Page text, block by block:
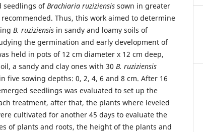
seedlings ofBrachiaria ruziziensis sown in greater
Thus, this work aimed to determine
B. ruziziensis in sandy and loamy soils of
the germination and early development of
held in pots of 12 cm diameter x 12 cm deep,
a sandy and clay ones with 30 B. ruziziensis
five sowing depths: 0, 2, 4, 6 and 8 cm. After 16
seedlings was evaluated to set up the
treatment, after that, the plants where leveled
cultivated for another 45 days to evaluate the
of plants and roots, the height of the plants and